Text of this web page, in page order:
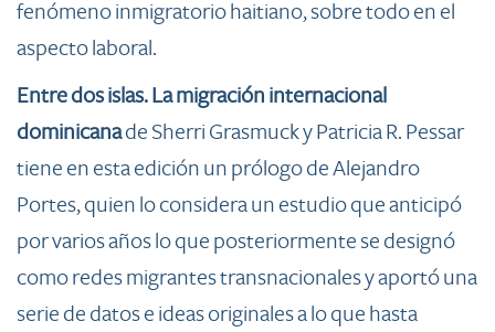
fenómeno inmigratorio haitiano, sobre todo en el
aspecto laboral.
Entredos islas. La migración internacional
dominicanade Sherri Grasmuck y Patricia R. Pessar
tiene en esta edición un prólogo de Alejandro
Portes, quien lo considera un estudio que anticipó
por varios años lo que posteriormente se designó
como redes migrantes transnacionales y aportó una
serie de datos e ideas originales a lo que hasta